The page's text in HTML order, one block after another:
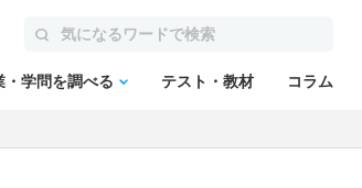
・学問を調べる テスト・教材 コラム